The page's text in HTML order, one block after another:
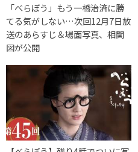
「べらぼう」もう一橋治済に勝
てる気がしない…次回12月7日放
送のあらすじ＆場面写真、相関
図が公開